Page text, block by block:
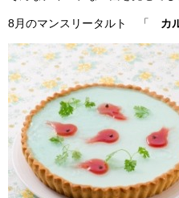
8月のマンスリータルト 「 カ